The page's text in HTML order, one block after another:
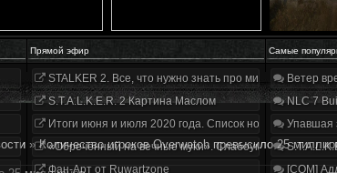
Прямой эфир Самые
STALKER 2. Все, что нужно знать про мир, геймплей и
S.T.A.L.K.E.R. 2 Картина Маслом
Итоги июня и июля 2020 года. Список нововведений
«Обречённый на вечные муки». Слабоумие и отвага
Фан-Арт от Ruwartzone
Ветер
NLC 7
Упавшая
[COM]
» Количество игроков Overwatch превысило 25